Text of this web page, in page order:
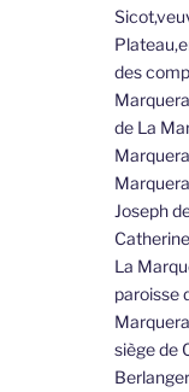
des
de La
Joseph
La
paroisse
siège de